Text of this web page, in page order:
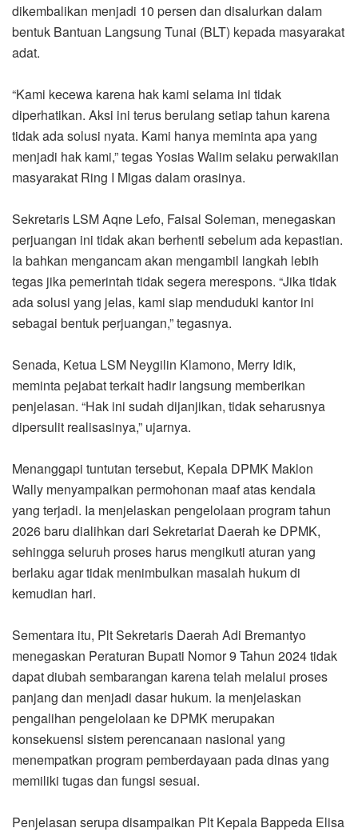
dikembalikan menjadi 10 persen dan disalurkan dalam
bentuk Bantuan Langsung Tunai (BLT) kepada masyarakat
adat.
“Kami kecewa karena hak kami selama ini tidak
diperhatikan. Aksi ini terus berulang setiap tahun karena
tidak ada solusi nyata. Kami hanya meminta apa yang
menjadi hak kami,” tegas Yosias Walim selaku perwakilan
masyarakat Ring I Migas dalam orasinya.
Sekretaris LSM Aqne Lefo, Faisal Soleman, menegaskan
perjuangan ini tidak akan berhenti sebelum ada kepastian.
Ia bahkan mengancam akan mengambil langkah lebih
tegas jika pemerintah tidak segera merespons. “Jika tidak
ada solusi yang jelas, kami siap menduduki kantor ini
sebagai bentuk perjuangan,” tegasnya.
Senada, Ketua LSM Neygilin Klamono, Merry Idik,
meminta pejabat terkait hadir langsung memberikan
penjelasan. “Hak ini sudah dijanjikan, tidak seharusnya
dipersulit realisasinya,” ujarnya.
Menanggapi tuntutan tersebut, Kepala DPMK Maklon
Wally menyampaikan permohonan maaf atas kendala
yang terjadi. Ia menjelaskan pengelolaan program tahun
2026 baru dialihkan dari Sekretariat Daerah ke DPMK,
sehingga seluruh proses harus mengikuti aturan yang
berlaku agar tidak menimbulkan masalah hukum di
kemudian hari.
Sementara itu, Plt Sekretaris Daerah Adi Bremantyo
menegaskan Peraturan Bupati Nomor 9 Tahun 2024 tidak
dapat diubah sembarangan karena telah melalui proses
panjang dan menjadi dasar hukum. Ia menjelaskan
pengalihan pengelolaan ke DPMK merupakan
konsekuensi sistem perencanaan nasional yang
menempatkan program pemberdayaan pada dinas yang
memiliki tugas dan fungsi sesuai.
Penjelasan serupa disampaikan Plt Kepala Bappeda Elisa